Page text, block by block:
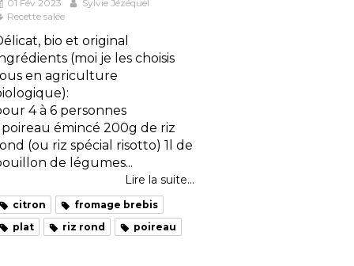
01 Fév 2023
Sylvie Jézéquel
Recette salée
bio et original
(moi je les choisis
en agriculture
4 à 6 personnes
poireau émincé 200g de riz
(ou riz spécial risotto) 1l de
de légumes...
Lire la suite...
citron
fromage brebis
plat
riz rond poireau